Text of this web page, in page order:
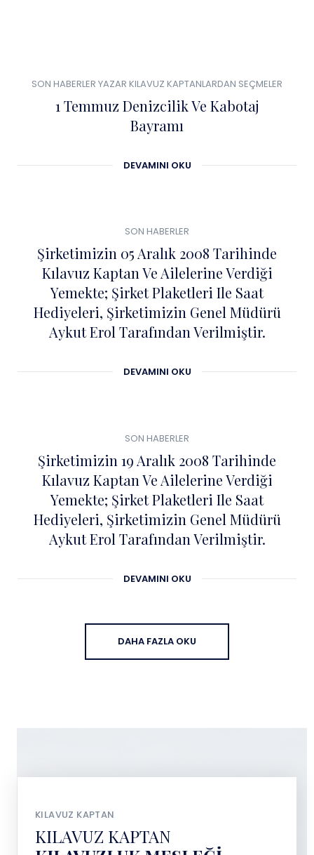
01
TEM
SON HABERLER YAZAR KILAVUZ KAPTANLARDAN SEÇMELER
1 Temmuz Denizcilik Ve Kabotaj
Bayramı
DEVAMINI OKU
ŞUB
SON HABERLER
Şirketimizin 05 Aralık 2008 Tarihinde
Kılavuz Kaptan Ve Ailelerine Verdiği
Yemekte; Şirket Plaketleri Ile Saat
Hediyeleri, Şirketimizin Genel Müdürü
Aykut Erol Tarafından Verilmiştir.
DEVAMINI OKU
ŞUB
SON HABERLER
Şirketimizin 19 Aralık 2008 Tarihinde
Kılavuz Kaptan Ve Ailelerine Verdiği
Yemekte; Şirket Plaketleri Ile Saat
Hediyeleri, Şirketimizin Genel Müdürü
Aykut Erol Tarafından Verilmiştir.
DEVAMINI OKU
DAHA FAZLA OKU
KILAVUZ KAPTAN
KILAVUZ KAPTAN